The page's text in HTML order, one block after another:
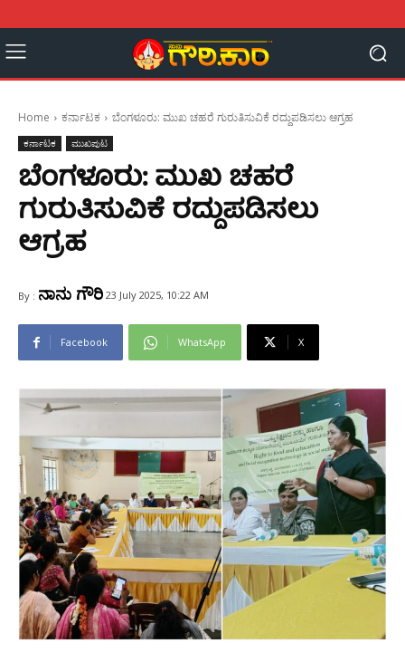
Home ಕರ್ನಾಟಕ ಬೆಂಗಳೂರು: ಮುಖ ಚಹರೆ ಗುರುತಿಸುವಿಕೆ ರದ್ದುಪಡಿಸಲು ಆಗ್ರಹ
ಕರ್ನಾಟಕ ಮುಖಪುಟ
ಬೆಂಗಳೂರು: ಮುಖ ಚಹರೆ
ಗುರುತಿಸುವಿಕೆ ರದ್ದುಪಡಿಸಲು
ಆಗ್ರಹ
By : ನಾನು ಗೌರಿ 23 July 2025, 10:22 AM
Facebook WhatsApp X